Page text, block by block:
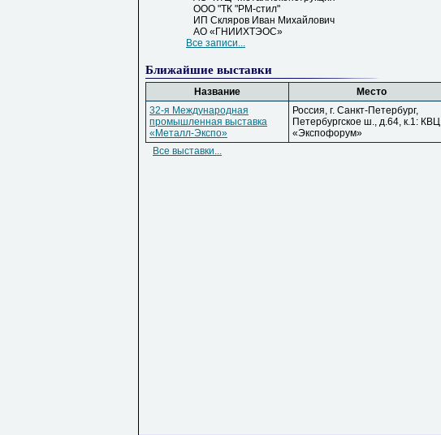
ООО "ТК "РМ-стил"
ИП Скляров Иван Михайлович
АО «ГНИИХТЭОС»
Все записи...
Ближайшие выставки
Название
Место
32-я Международная
промышленная выставка
«Металл-Экспо»
Россия, г. Санкт-Петербург,
Петербургское ш., д.64, к.1: КВЦ
«Экспофорум»
Все выставки...